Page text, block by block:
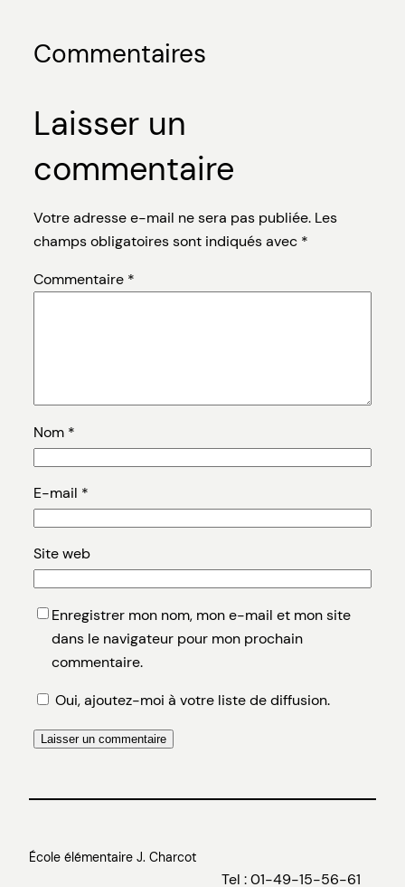
Commentaires
Laisser un
commentaire
Votre adresse e-mail ne sera pas publiée. Les
champs obligatoires sont indiqués avec *
Commentaire *
Nom *
E-mail *
Site web
Enregistrer mon nom, mon e-mail et mon site
dans le navigateur pour mon prochain
commentaire.
Oui, ajoutez-moi à votre liste de diffusion.
École élémentaire J. Charcot
Tel : 01-49-15-56-61